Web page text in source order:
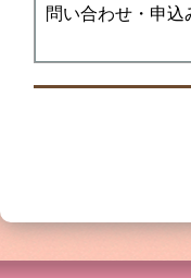
問い合わせ・申